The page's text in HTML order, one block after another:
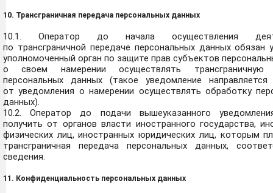
10. Трансграничная передача персональных данных
10.1. Оператор до начала осуществления
по трансграничной передаче персональных данных обязан
уполномоченный орган по защите прав субъектов
о своем намерении осуществлять трансграничную
персональных данных (такое уведомление направляется
от уведомления о намерении осуществлять обработку
данных).
10.2. Оператор до подачи вышеуказанного
получить от органов власти иностранного государства,
физических лиц, иностранных юридических лиц, которым
трансграничная передача персональных данных,
сведения.
11. Конфиденциальность персональных данных